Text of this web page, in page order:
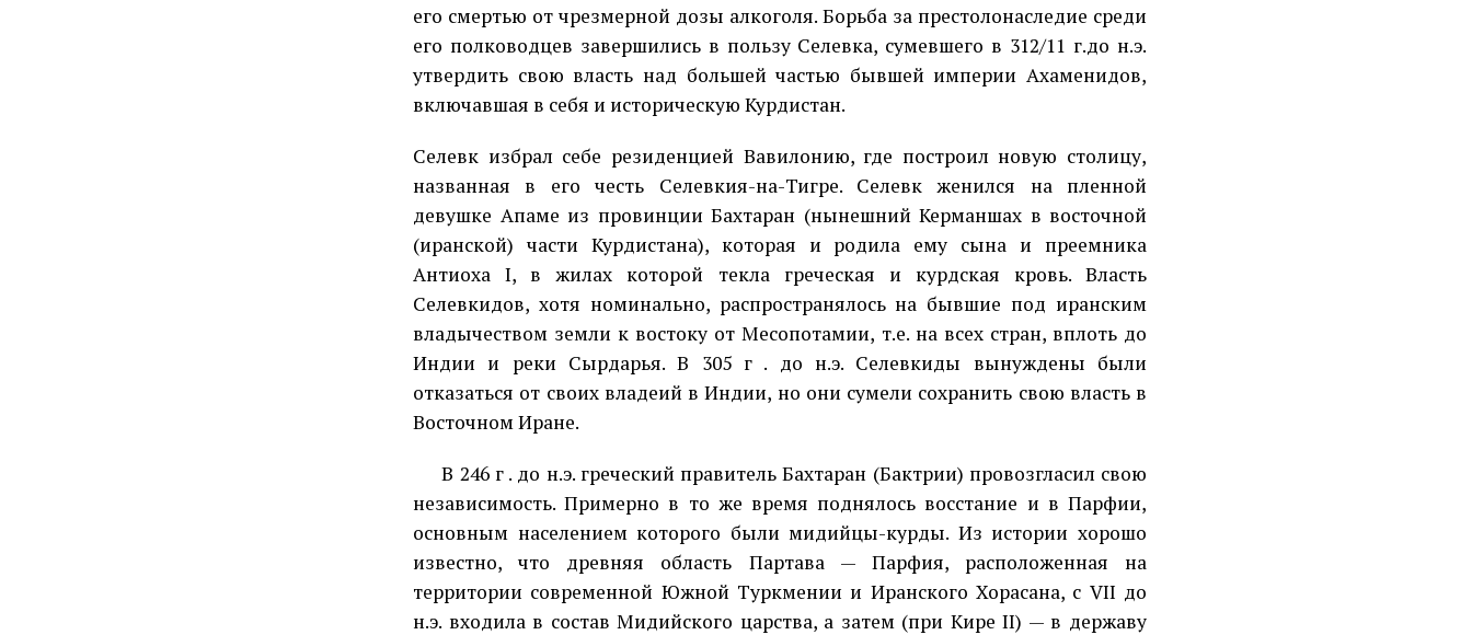
его смертью от чрезмерной дозы алкоголя. Борьба за престолонаследие среди
его полководцев завершились в пользу Селевка, сумевшего в 312/11 г.до н.э.
утвердить свою власть над большей частью бывшей империи Ахаменидов,
включавшая в себя и историческую Курдистан.
Селевк избрал себе резиденцией Вавилонию, где построил новую столицу,
названная в его честь Селевкия-на-Тигре. Селевк женился на пленной
девушке Апаме из провинции Бахтаран (нынешний Керманшах в восточной
(иранской) части Курдистана), которая и родила ему сына и преемника
Антиоха I, в жилах которой текла греческая и курдская кровь. Власть
Селевкидов, хотя номинально, распространялось на бывшие под иранским
владычеством земли к востоку от Месопотамии, т.е. на всех стран, вплоть до
Индии и реки Сырдарья. В 305 г . до н.э. Селевкиды вынуждены были
отказаться от своих владеий в Индии, но они сумели сохранить свою власть в
Восточном Иране.
В 246 г . до н.э. греческий правитель Бахтаран (Бактрии) провозгласил свою
независимость. Примерно в то же время поднялось восстание и в Парфии,
основным населением которого были мидийцы-курды. Из истории хорошо
известно, что древняя область Партава — Парфия, расположенная на
территории современной Южной Туркмении и Иранского Хорасана, с VII до
н.э. входила в состав Мидийского царства, а затем (при Кире II) — в державу